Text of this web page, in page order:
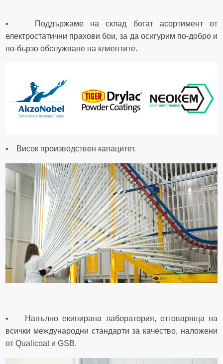
• Поддържаме на склад богат асортимент от
електростатични прахови бои, за да осигурим по-добро и
по-бързо обслужване на клиентите.
• Висок производствен капацитет.
• Напълно екипирана лаборатория, отговаряща на
всички международни стандарти за качество, наложени
от Qualicoat и GSB.